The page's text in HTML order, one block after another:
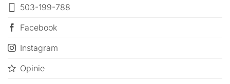
503-199-788
Facebook
Instagram
Opinie